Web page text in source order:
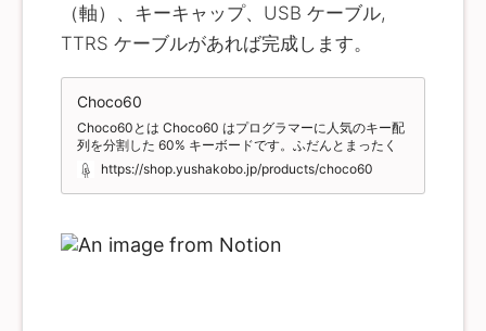
感に関わる、というのもありますが、突然 DSA 確認し
ておきましょう。 以下の記事がとてもわかりやすかった
です。 ただ、結局は標準的な配列ではない場合、キーの
組み合わせて使うことになるかと思います。キーキャッ
プのコレクションをしたいわけではないので、無刻印で
探して、運良く希望に近い種類のキーキャップセットを
見つけられたので、1 セットでまかなえました。 キーキ
ャップを探すのには、以下のページにまとまっているサ
イトや aliexpress なんかを巡回して探していました。 最
い中、黒一色というのもあれかなと思ったのですが、
HHKB 無刻印の墨に似ていて気に入っています。 キーキ
（軸）、キーキャップ、USB ケーブル,
TTRS ケーブルがあれば完成します。
Choco60
Choco60とは Choco60 はプログラマーに人気のキー配
列を分割した 60% キーボードです。ふだんとまったく
同じ使い心地で、分割キーボードならではの自然な姿勢
でタイピングすることができます。 内容物 ・PCB ... 1式
（2枚） ・スイッチプレート ... 1式（2枚） ・ボトムプレ
（1N4148） ... 62個 ・TRRSジャック ... 2個 ・タクトス
https://shop.yushakobo.jp/products/choco60